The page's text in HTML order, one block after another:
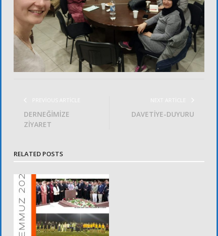
PREVIOUS ARTICLE
DERNEĞİMİZE
ZİYARET
NEXT ARTICLE
DAVETİYE-DUYURU
RELATED POSTS